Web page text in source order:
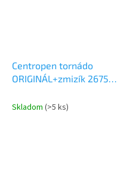
Centropen tornádo
ORIGINÁL+zmizík 2675
Skladom (>5 ks)